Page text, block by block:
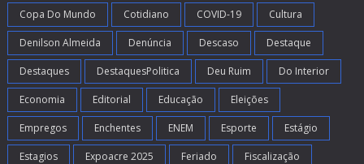
Copa Do Mundo Cotidiano COVID-19 Cultura
Denilson Almeida Denúncia Descaso Destaque
Destaques DestaquesPolitica Deu Ruim Do Interior
Economia Editorial Educação Eleições
Empregos Enchentes ENEM Esporte Estágio
Estagios Expoacre 2025 Feriado Fiscalização